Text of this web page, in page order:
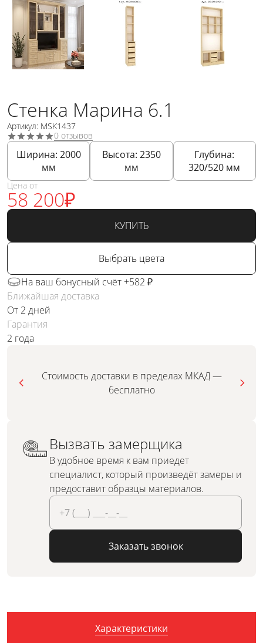
Стенка Марина 6.1
Артикул: MSK1437
0 отзывов
Ширина: 2000
мм
Высота: 2350
мм
Глубина:
320/520 мм
Цена от
58 200₽
КУПИТЬ
Выбрать цвета
На ваш бонусный счёт +582 ₽
Ближайшая доставка
От 2 дней
Гарантия
2 года
Стоимость доставки в пределах МКАД —
бесплатно
Вызвать замерщика
В удобное время к вам приедет
специалист, который произведёт замеры и
предоставит образцы материалов.
Заказать звонок
Характеристики